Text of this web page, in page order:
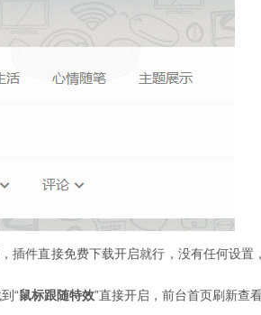
插件直接免费下载开启就行，没有任何设置
“鼠标跟随特效”直接开启，前台首页刷新查看